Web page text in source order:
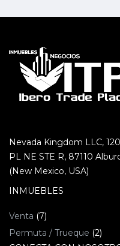
Nevada Kingdom LLC,
PL NE STE R, 87110
(New Mexico, USA)
INMUEBLES
Venta (7)
Permuta / Trueque (2)